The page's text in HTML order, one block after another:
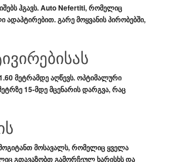
ჰგავს.Auto Nefertiti, რომელიც
ადაპტირებით.გარე მოყვანისპირობებში,
მეტრამდეაღწევს.ოპტიმალური
15-მდე მცენარისდარგვა, რაც
მოსავალს, რომელიც ყველა
გთავაზობთგამორჩეულ ხარისხსდა